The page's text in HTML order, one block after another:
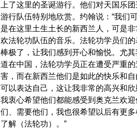
上了这里的圣诞游行。他们对天国乐
游行队伍特别地欣赏。约翰说：“我们
是在这里土生土长的新西兰人，可是非
欢法轮功队伍的音乐。法轮功学员们的
棒极了，让我们感到开心和愉悦。尤其
道在中国，法轮功学员正在遭受严重的
害，而在新西兰他们是如此的快乐和自
可以表达自己，这让我非常的高兴和欣
我衷心希望他们都能感受到奥克兰欢迎
们、需要他们，我也很希望以后有更多
了解（法轮功）。”